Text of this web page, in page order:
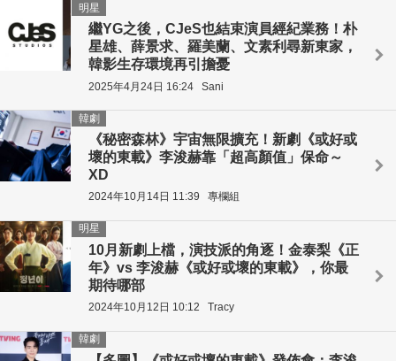
繼YG之後，CJeS也結束演員經紀業務！朴
星雄、薛景求、羅美蘭、文素利尋新東家，
韓影生存環境再引擔憂
明星
2025年4月24日 16:24 Sani
《秘密森林》宇宙無限擴充！新劇《或好或
壞的東載》李浚赫靠「超高顏值」保命～
XD
韓劇
2024年10月14日 11:39 專欄組
10月新劇上檔，演技派的角逐！金泰梨《正
年》vs 李浚赫《或好或壞的東載》，你最
期待哪部
明星
2024年10月12日 10:12 Tracy
韓劇